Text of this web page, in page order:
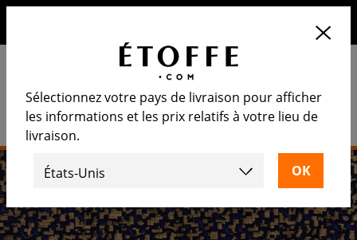
Sélectionnez votre pays de livraison pour afficher
les informations et les prix relatifs à votre lieu de
livraison.